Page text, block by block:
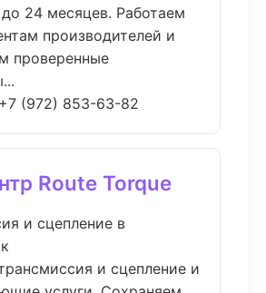
до 24 месяцев. Работаем
производителей и
проверенные
+7 (972) 853-63-82
Route Torque
и сцепление в
и сцепление и